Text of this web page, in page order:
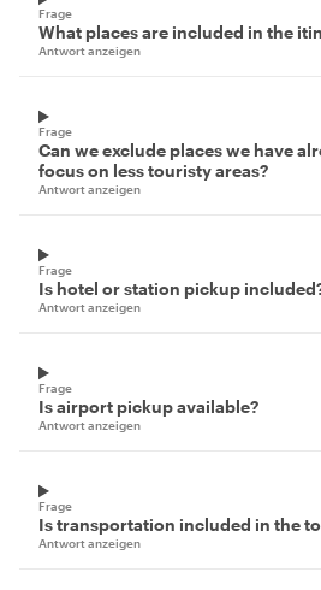
Frage
What places are included in the
Antwort anzeigen
Frage
Can we exclude places we have
focus on less touristy areas?
Antwort anzeigen
Frage
Is hotel or station pickup
Antwort anzeigen
Frage
Is airport pickup available?
Antwort anzeigen
Frage
Is transportation included in the
Antwort anzeigen